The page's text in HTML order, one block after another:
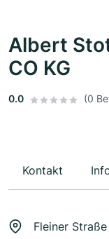
Albert
CO KG
0.0 (0
Kontakt
Fleiner